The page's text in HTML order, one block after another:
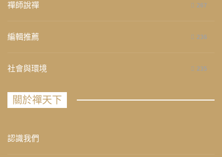
禪師說禪 267
編輯推薦 236
社會與環境 235
關於禪天下
認識我們